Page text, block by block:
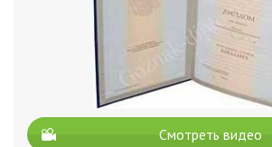
Смотреть видео